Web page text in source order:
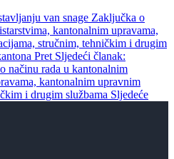
van snage Zaključka o
kantonalnim upravama,
stručnim, tehničkim i drugim
Pret Sljedeći članak:
načinu rada u kantonalnim
kantonalnim upravnim
i drugim službama Sljedeće